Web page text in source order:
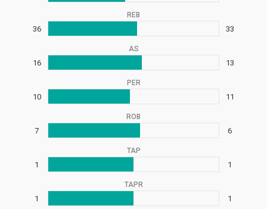
REB
36 33
AS
16 13
PER
10 11
ROB
7 6
TAP
1 1
TAPR
1 1